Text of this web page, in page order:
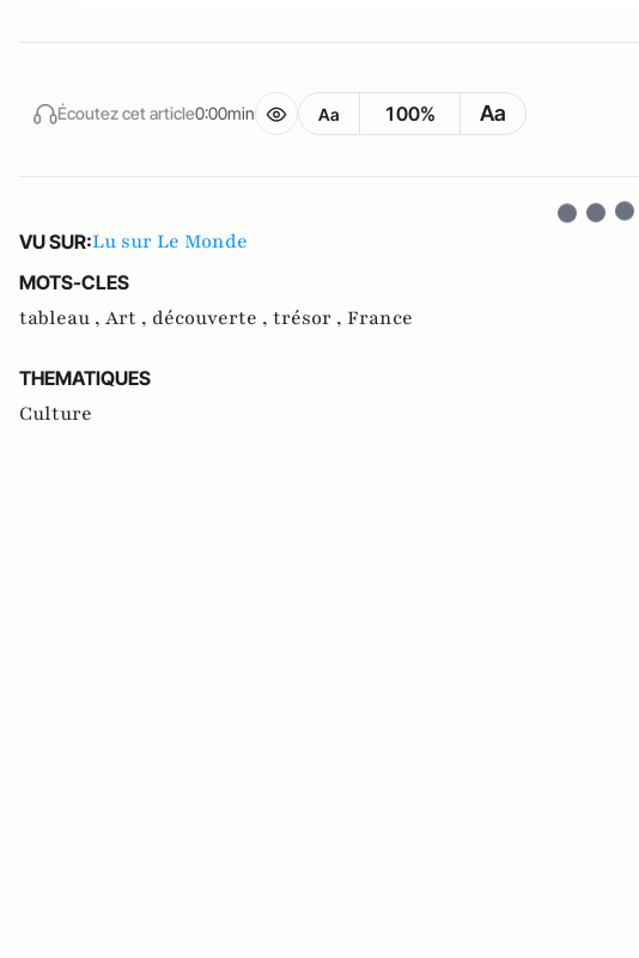
Écoutez cet article0:00min Aa 100% Aa
VU SUR:Lu sur Le Monde
MOTS-CLES
tableau , Art , découverte , trésor , France
THEMATIQUES
Culture